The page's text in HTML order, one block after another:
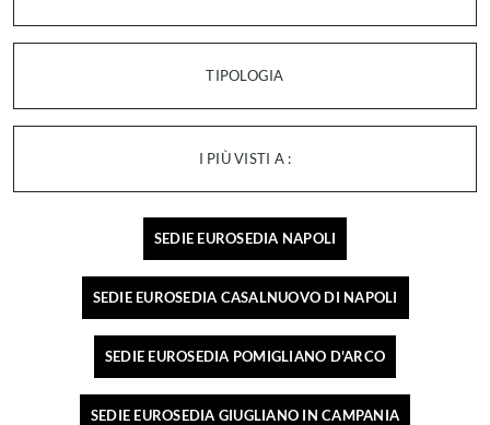
TIPOLOGIA
I PIÙ VISTI A :
SEDIE EUROSEDIA NAPOLI
SEDIE EUROSEDIA CASALNUOVO DI NAPOLI
SEDIE EUROSEDIA POMIGLIANO D'ARCO
SEDIE EUROSEDIA GIUGLIANO IN CAMPANIA